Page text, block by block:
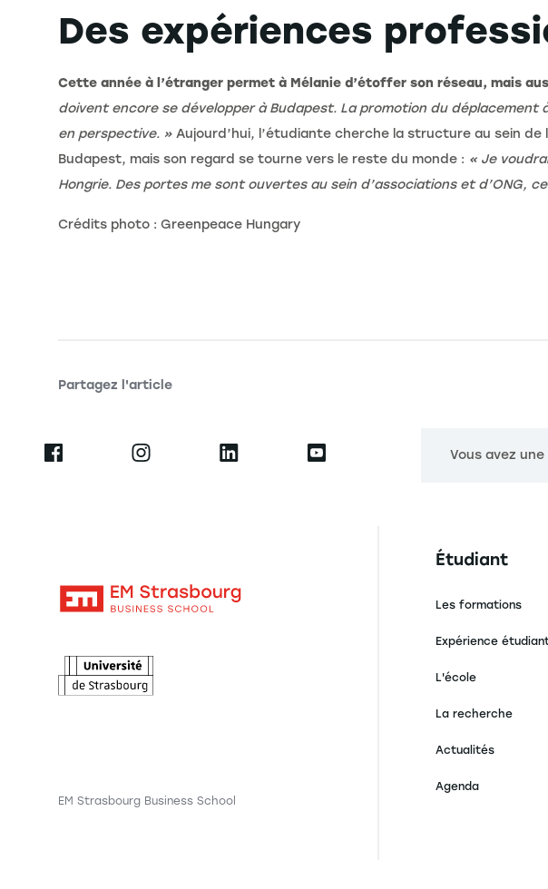
Des expériences
Cette année à l’étranger permet à Mélanie d’étoffer son réseau, mais
doivent encore se développer à Budapest. La promotion du déplacement
en perspective. » Aujourd’hui, l’étudiante cherche la structure au sein
Budapest, mais son regard se tourne vers le reste du monde : « Je
Hongrie. Des portes me sont ouvertes au sein d’associations et d’ONG,
Crédits photo : Greenpeace Hungary
Partagez l'article
Vous avez
EM Strasbourg Business School
Navigation
Étudiant
Les formations
Expérience
L'école
La recherche
Actualités
Agenda